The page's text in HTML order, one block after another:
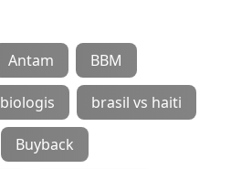
Antam BBM
biologis brasil vs haiti
Buyback